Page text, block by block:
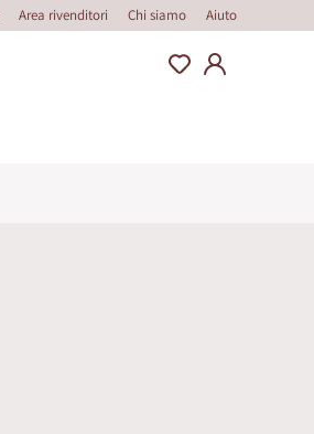
Area rivenditori Chi siamo Aiuto